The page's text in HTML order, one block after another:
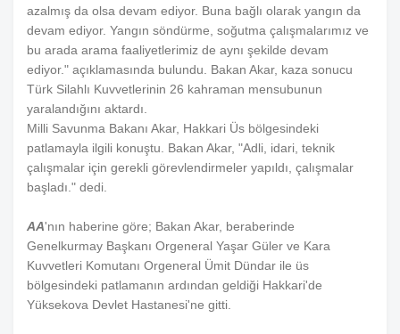
azalmış da olsa devam ediyor. Buna bağlı olarak yangın da
devam ediyor. Yangın söndürme, soğutma çalışmalarımız ve
bu arada arama faaliyetlerimiz de aynı şekilde devam
ediyor." açıklamasında bulundu. Bakan Akar, kaza sonucu
Türk Silahlı Kuvvetlerinin 26 kahraman mensubunun
yaralandığını aktardı.
Milli Savunma Bakanı Akar, Hakkari Üs bölgesindeki
patlamayla ilgili konuştu. Bakan Akar, "Adli, idari, teknik
çalışmalar için gerekli görevlendirmeler yapıldı, çalışmalar
başladı." dedi.
AA'nın haberine göre; Bakan Akar, beraberinde
Genelkurmay Başkanı Orgeneral Yaşar Güler ve Kara
Kuvvetleri Komutanı Orgeneral Ümit Dündar ile üs
bölgesindeki patlamanın ardından geldiği Hakkari'de
Yüksekova Devlet Hastanesi'ne gitti.